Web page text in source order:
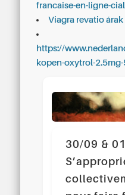
francaise-en-ligne-
Viagra revatio
https://
kopen-oxytrol-
30/09 &